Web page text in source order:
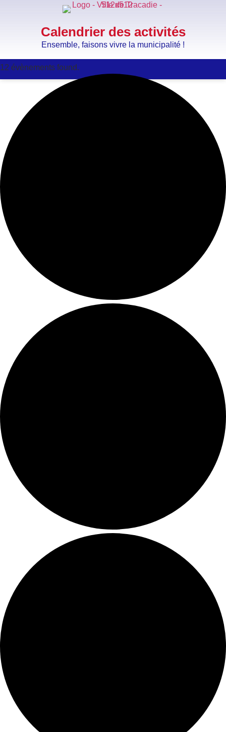
Calendrier des activités
Ensemble, faisons vivre la municipalité !
12 évènements found.